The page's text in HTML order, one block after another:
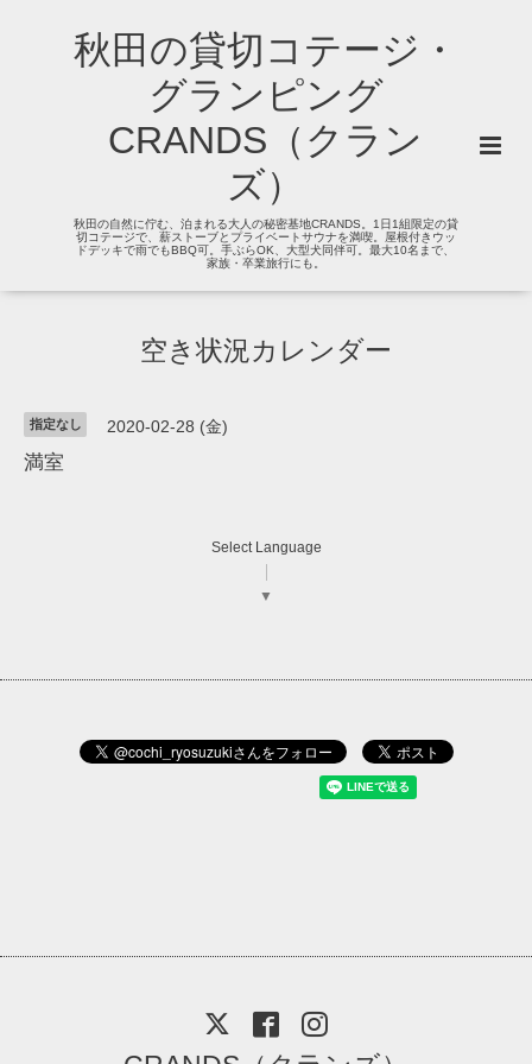
秋田の貸切コテージ・
グランピング
CRANDS（クラン
ズ）
秋田の自然に佇む、泊まれる大人の秘密基地CRANDS。1日1組限定の貸
切コテージで、薪ストーブとプライベートサウナを満喫。屋根付きウッ
ドデッキで雨でもBBQ可。手ぶらOK、大型犬同伴可。最大10名まで、
家族・卒業旅行にも。
空き状況カレンダー
指定なし 2020-02-28 (金)
満室
Select Language
▼